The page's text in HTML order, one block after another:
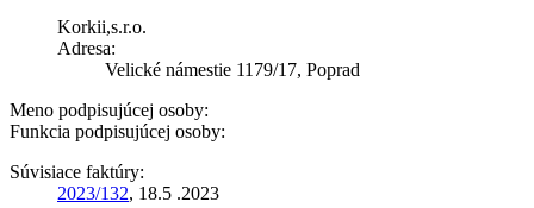
Korkii,s.r.o.
Adresa:
Velické námestie 1179/17, Poprad
Meno podpisujúcej osoby:
Funkcia podpisujúcej osoby:
Súvisiace faktúry:
2023/132, 18.5 .2023